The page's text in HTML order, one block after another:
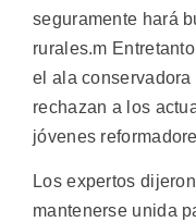
seguramente hará
rurales.m
el ala
rechazan a los
jóvenes
Los expertos
mantenerse unida